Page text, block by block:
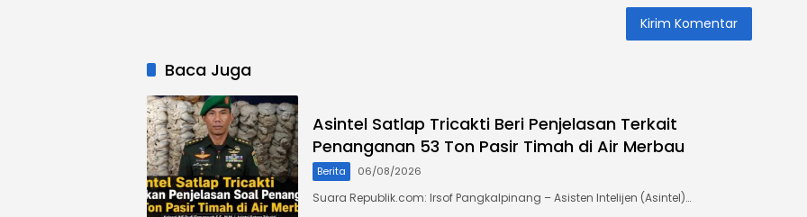
Baca Juga
Asintel Satlap Tricakti Beri Penjelasan Terkait
Penanganan 53 Ton Pasir Timah di Air Merbau
Berita 06/08/2026
Suara Republik.com: Irsof Pangkalpinang – Asisten Intelijen (Asintel)…